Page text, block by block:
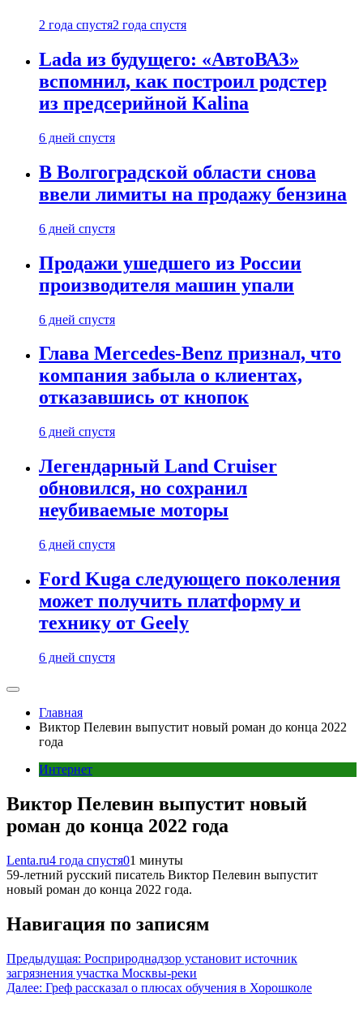
2 года спустя2 года спустя
Lada из будущего: «АвтоВАЗ»
вспомнил, как построил родстер
из предсерийной Kalina
6 дней спустя
В Волгоградской области снова
ввели лимиты на продажу бензина
6 дней спустя
Продажи ушедшего из России
производителя машин упали
6 дней спустя
Глава Mercedes-Benz признал, что
компания забыла о клиентах,
отказавшись от кнопок
6 дней спустя
Легендарный Land Cruiser
обновился, но сохранил
неубиваемые моторы
6 дней спустя
Ford Kuga следующего поколения
может получить платформу и
технику от Geely
6 дней спустя
Главная
Виктор Пелевин выпустит новый роман до конца 2022
года
Интернет
Виктор Пелевин выпустит новый
роман до конца 2022 года
Lenta.ru4 года спустя01 минуты
59-летний русский писатель Виктор Пелевин выпустит
новый роман до конца 2022 года.
Навигация по записям
Предыдущая: Росприроднадзор установит источник
загрязнения участка Москвы-реки
Далее: Греф рассказал о плюсах обучения в Хорошколе